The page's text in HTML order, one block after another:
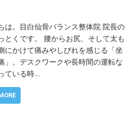
は。目白仙骨バランス整体院 院長の
とくです。 腰からお尻、そして太も
にかけて痛みやしびれを感じる「坐
」。デスクワークや長時間の運転な
ている時…